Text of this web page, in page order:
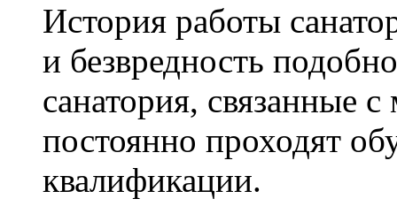
История работы
и безвредность
санатория, связанные
постоянно проходят
квалификации.